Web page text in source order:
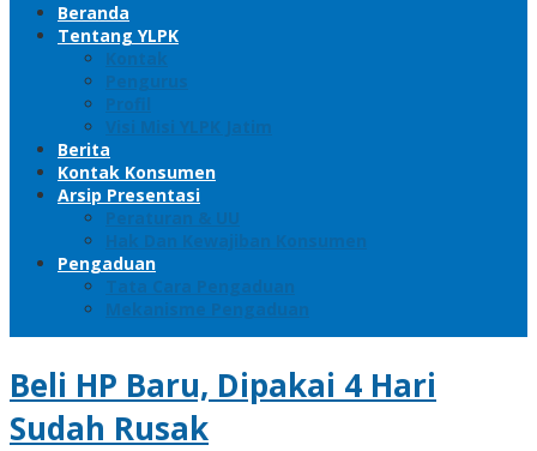
Beranda
Tentang YLPK
Kontak
Pengurus
Profil
Visi Misi YLPK Jatim
Berita
Kontak Konsumen
Arsip Presentasi
Peraturan & UU
Hak Dan Kewajiban Konsumen
Pengaduan
Tata Cara Pengaduan
Mekanisme Pengaduan
Beli HP Baru, Dipakai 4 Hari
Sudah Rusak